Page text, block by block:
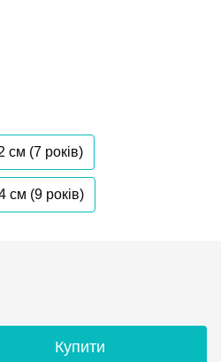
см (7 років)
см (9 років)
Купити